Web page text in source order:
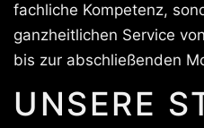
fachliche Kompetenz,
ganzheitlichen Service
bis zur abschließenden
UNSERE